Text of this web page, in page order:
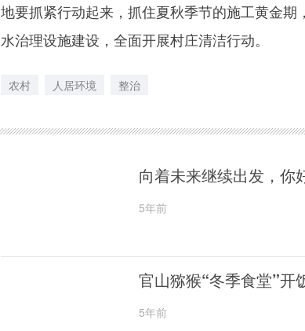
地要抓紧行动起来，抓住夏秋季节的施工黄金
水治理设施建设，全面开展村庄清洁行动。
农村 人居环境 整治
向着未来继续出发，你
5年前
官山猕猴“冬季食堂”开
5年前